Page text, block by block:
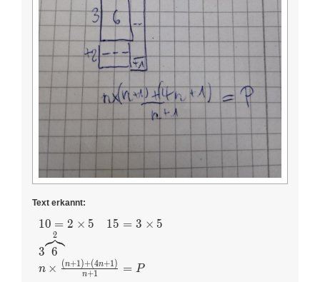
Text erkannt:
\begin{array}{l}
10=2 \times 5
\quad 15=3 \times
\overbrace{6}^{2}
10 = 2 × 5 15 = 3 × 5
3 6
2
n × n+1
(n+1)+(4n+1) = P